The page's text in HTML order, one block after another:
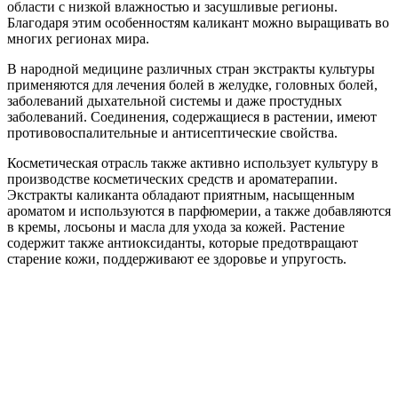
области с низкой влажностью и засушливые регионы.
Благодаря этим особенностям каликант можно выращивать во
многих регионах мира.
В народной медицине различных стран экстракты культуры
применяются для лечения болей в желудке, головных болей,
заболеваний дыхательной системы и даже простудных
заболеваний. Соединения, содержащиеся в растении, имеют
противовоспалительные и антисептические свойства.
Косметическая отрасль также активно использует культуру в
производстве косметических средств и ароматерапии.
Экстракты каликанта обладают приятным, насыщенным
ароматом и используются в парфюмерии, а также добавляются
в кремы, лосьоны и масла для ухода за кожей. Растение
содержит также антиоксиданты, которые предотвращают
старение кожи, поддерживают ее здоровье и упругость.